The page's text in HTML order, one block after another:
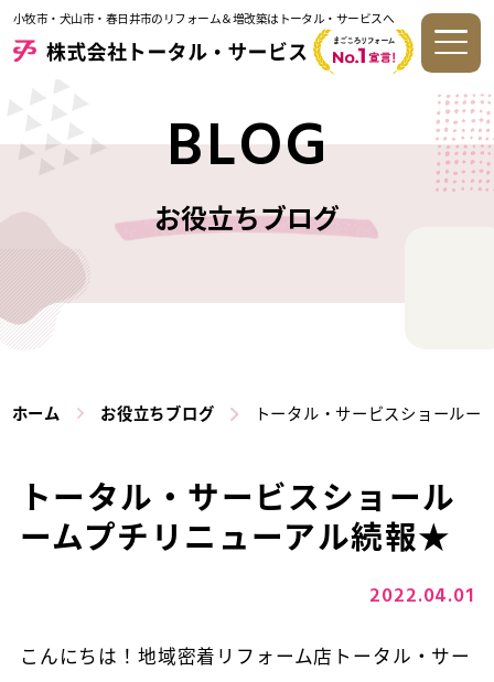
小牧市・犬山市・春日井市のリフォーム＆増改築はトータル・サービスへ
BLOG
お役立ちブログ
ホーム お役立ちブログ トータル・サービスショール
トータル・サービスショール
ームプチリニューアル続報★
2022.04.01
こんにちは！地域密着リフォーム店トータル・サー